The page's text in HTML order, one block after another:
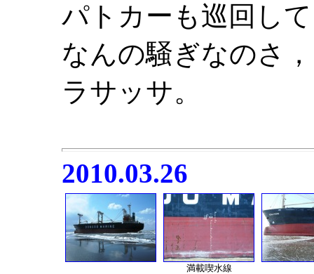
パトカーも巡回し
なんの騒ぎなのさ
ラサッサ。
2010.03.26
満載喫水線